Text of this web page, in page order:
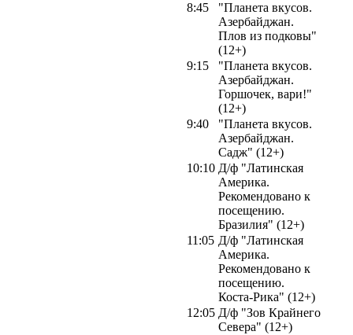
8:45
"Планета вкусов.
Азербайджан.
Плов из подковы"
(12+)
9:15
"Планета вкусов.
Азербайджан.
Горшочек, вари!"
(12+)
9:40
"Планета вкусов.
Азербайджан.
Садж" (12+)
10:10 Д/ф "Латинская
Америка.
Рекомендовано к
посещению.
Бразилия" (12+)
11:05 Д/ф "Латинская
Америка.
Рекомендовано к
посещению.
Коста-Рика" (12+)
12:05 Д/ф "Зов Крайнего
Севера" (12+)